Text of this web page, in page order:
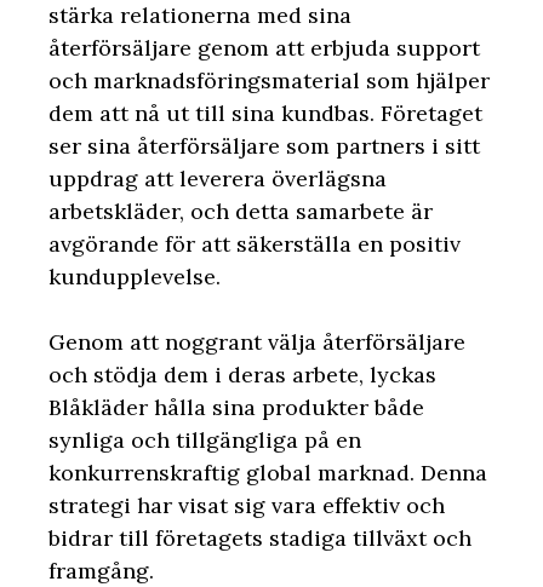
stärka relationerna med sina
återförsäljare genom att erbjuda support
och marknadsföringsmaterial som hjälper
dem att nå ut till sina kundbas. Företaget
ser sina återförsäljare som partners i sitt
uppdrag att leverera överlägsna
arbetskläder, och detta samarbete är
avgörande för att säkerställa en positiv
kundupplevelse.
Genom att noggrant välja återförsäljare
och stödja dem i deras arbete, lyckas
Blåkläder hålla sina produkter både
synliga och tillgängliga på en
konkurrenskraftig global marknad. Denna
strategi har visat sig vara effektiv och
bidrar till företagets stadiga tillväxt och
framgång.